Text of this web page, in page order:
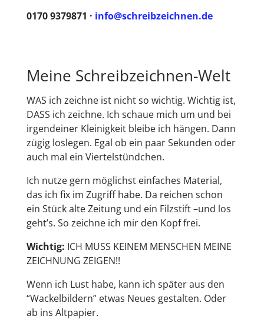
0170 9379871 · info@schreibzeichnen.de
Meine Schreibzeichnen-Welt
WAS ich zeichne ist nicht so wichtig. Wichtig ist,
DASS ich zeichne. Ich schaue mich um und bei
irgendeiner Kleinigkeit bleibe ich hängen. Dann
zügig loslegen. Egal ob ein paar Sekunden oder
auch mal ein Viertelstündchen.
Ich nutze gern möglichst einfaches Material,
das ich fix im Zugriff habe. Da reichen schon
ein Stück alte Zeitung und ein Filzstift –und los
geht’s. So zeichne ich mir den Kopf frei.
Wichtig: ICH MUSS KEINEM MENSCHEN MEINE
ZEICHNUNG ZEIGEN!!
Wenn ich Lust habe, kann ich später aus den
“Wackelbildern” etwas Neues gestalten. Oder
ab ins Altpapier.